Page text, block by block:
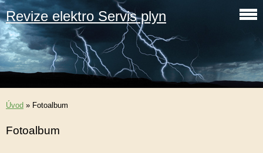
Revize elektro Servis plyn
Úvod » Fotoalbum
Fotoalbum